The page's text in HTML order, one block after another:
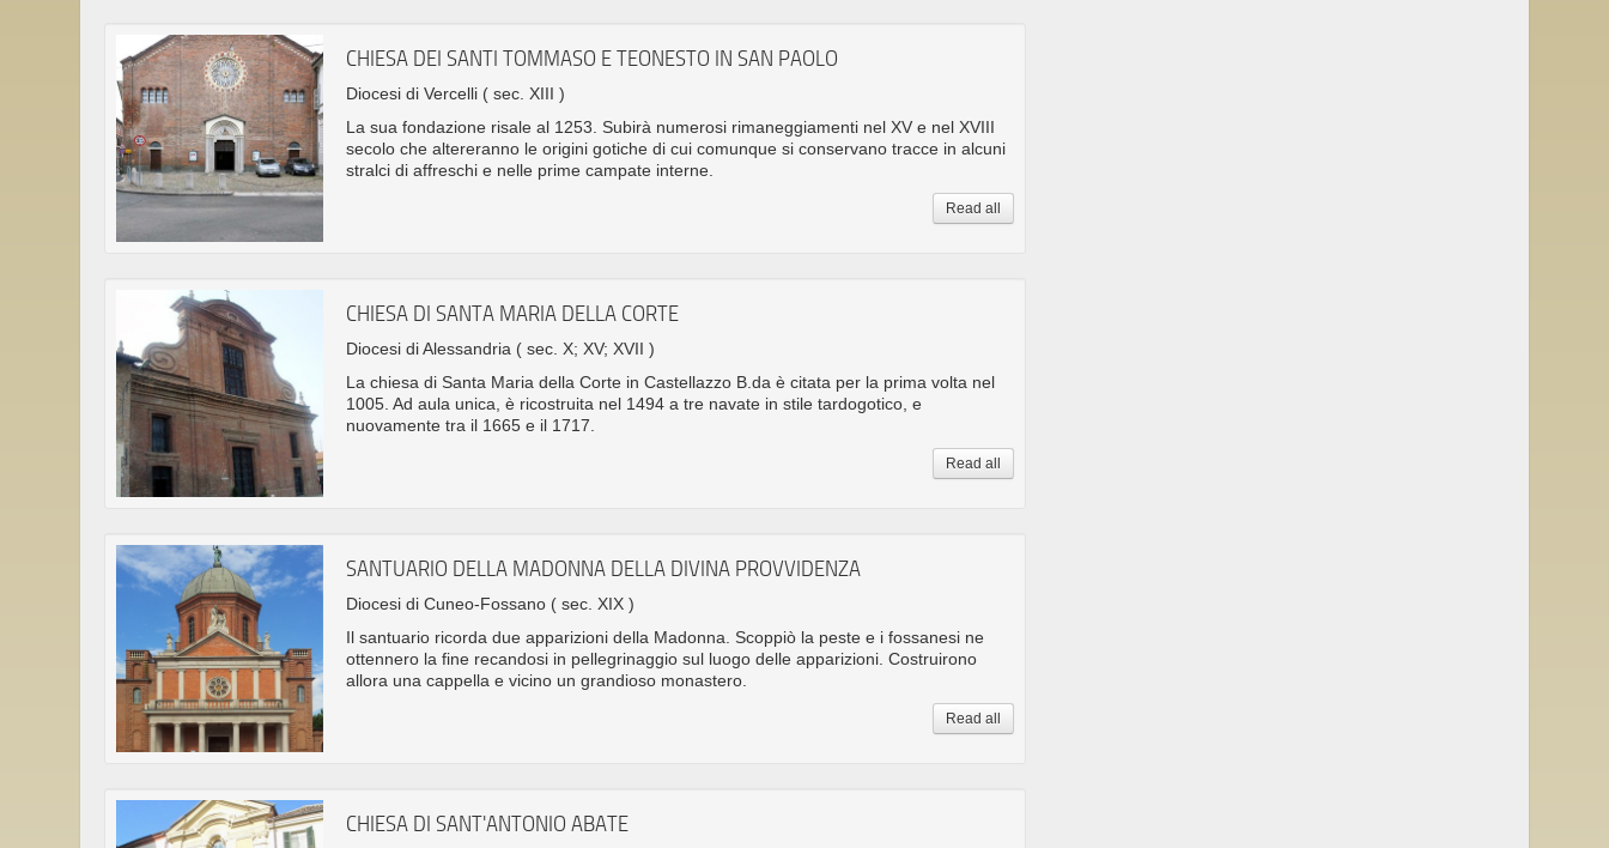
CHIESA DEI SANTI TOMMASO E TEONESTO IN SAN PAOLO
Diocesi di Vercelli ( sec. XIII )
La sua fondazione risale al 1253. Subirà numerosi rimaneggiamenti nel XV e nel XVIII
secolo che altereranno le origini gotiche di cui comunque si conservano tracce in alcuni
stralci di affreschi e nelle prime campate interne.
Read all
CHIESA DI SANTA MARIA DELLA CORTE
Diocesi di Alessandria ( sec. X; XV; XVII )
La chiesa di Santa Maria della Corte in Castellazzo B.da è citata per la prima volta nel
1005. Ad aula unica, è ricostruita nel 1494 a tre navate in stile tardogotico, e
nuovamente tra il 1665 e il 1717.
Read all
SANTUARIO DELLA MADONNA DELLA DIVINA PROVVIDENZA
Diocesi di Cuneo-Fossano ( sec. XIX )
Il santuario ricorda due apparizioni della Madonna. Scoppiò la peste e i fossanesi ne
ottennero la fine recandosi in pellegrinaggio sul luogo delle apparizioni. Costruirono
allora una cappella e vicino un grandioso monastero.
Read all
CHIESA DI SANT'ANTONIO ABATE